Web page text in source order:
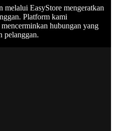
melalui EasyStore mengeratkan
Platform kami
hubungan yang
pelanggan.